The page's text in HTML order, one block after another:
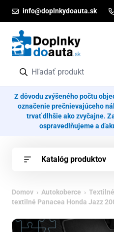
info@doplnkydoauta.sk
Z dôvodu zvýšeného počtu
označenie prečnievajúceho
trvať dlhšie ako zvyčajne.
ospravedlňujeme a
Katalóg produktov
Domov › Autokoberce ›
textilné Panacea Honda Jazz